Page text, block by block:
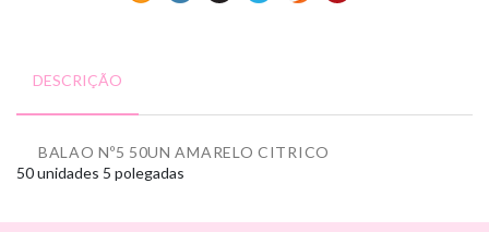
DESCRIÇÃO
BALAO Nº5 50UN AMARELO CITRICO
50 unidades 5 polegadas